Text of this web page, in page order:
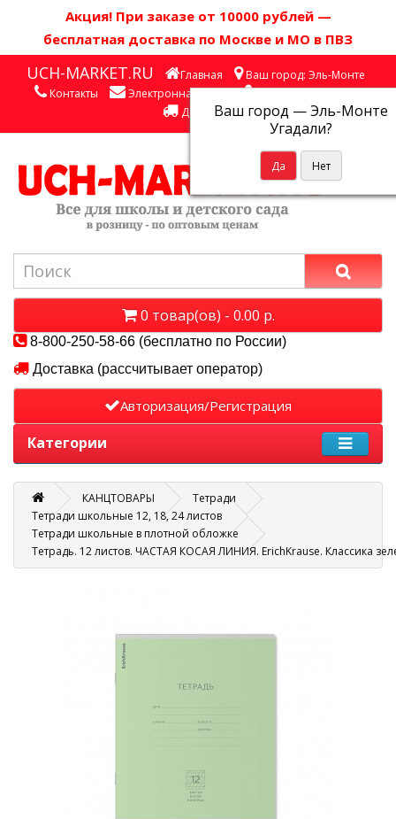
Акция! При заказе от 10000 рублей —
бесплатная доставка по Москве и МО в ПВЗ
UCH-MARKET.RU Главная Ваш город: Эль-Монте
Ваш город —Эль-Монте
Угадали?
Контакты Электронная почта
Личный кабинет
Доставка
0 товар(ов) - 0.00 р.
8-800-250-58-66 (бесплатно по России)
Доставка (рассчитывает оператор)
Авторизация/Регистрация
Категории
КАНЦТОВАРЫ
Тетради
Тетради школьные 12, 18, 24 листов
Тетради школьные в плотной обложке
Тетрадь. 12 листов. ЧАСТАЯ КОСАЯ ЛИНИЯ. ErichKrause. Классика